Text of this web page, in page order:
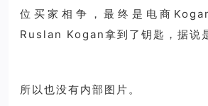
位买家相争，最终是电商
Ruslan Kogan拿到了钥匙，据说
所以也没有内部图片。